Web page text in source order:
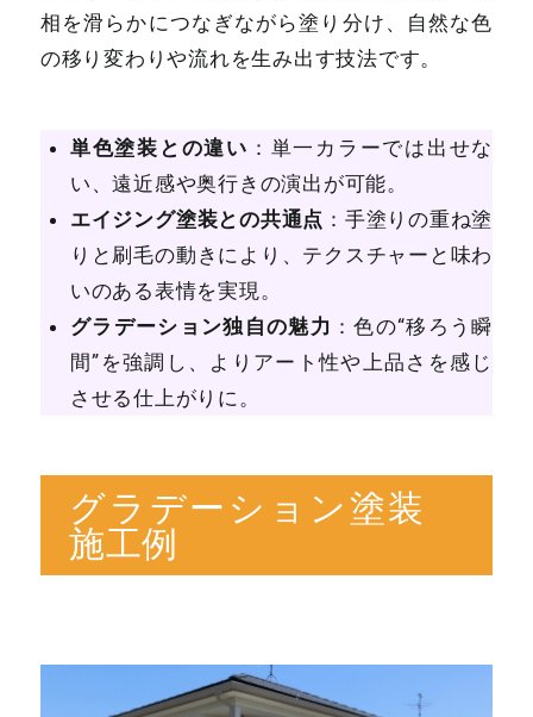
相を滑らかにつなぎながら塗り分け、自然な色
の移り変わりや流れを生み出す技法です。
単色塗装との違い ：単一カラーでは出せな
い、遠近感や奥行きの演出が可能。
エイジング塗装との共通点 ：手塗りの重ね塗
りと刷毛の動きにより、テクスチャーと味わ
いのある表情を実現。
グラデーション独自の魅力 ：色の“移ろう瞬
間”を強調し、よりアート性や上品さを感じ
させる仕上がりに。
グラデーション塗装
施工例